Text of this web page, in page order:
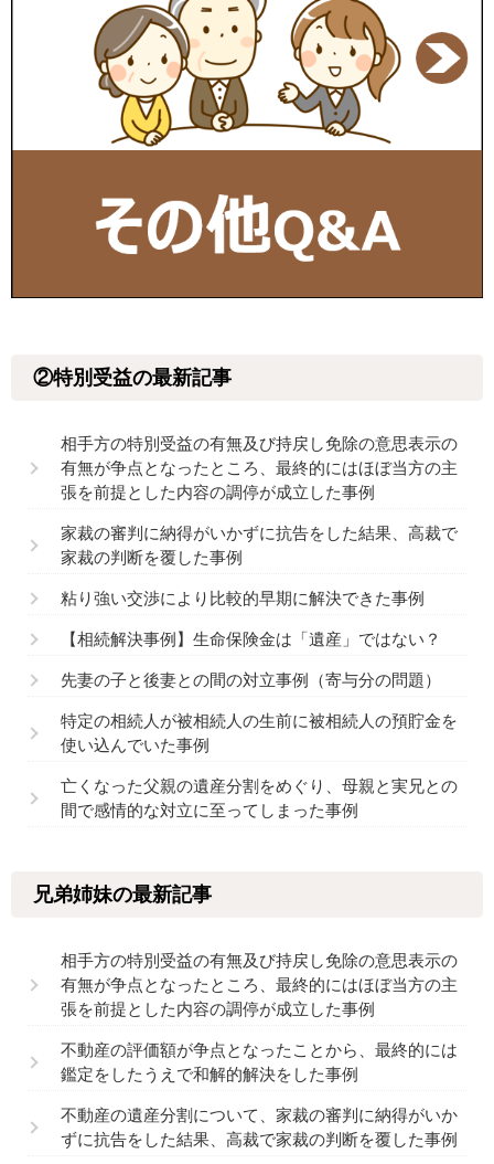
②特別受益の最新記事
相手方の特別受益の有無及び持戻し免除の意思表示の
有無が争点となったところ、最終的にはほぼ当方の主
張を前提とした内容の調停が成立した事例
家裁の審判に納得がいかずに抗告をした結果、高裁で
家裁の判断を覆した事例
粘り強い交渉により比較的早期に解決できた事例
【相続解決事例】生命保険金は「遺産」ではない？
先妻の子と後妻との間の対立事例（寄与分の問題）
特定の相続人が被相続人の生前に被相続人の預貯金を
使い込んでいた事例
亡くなった父親の遺産分割をめぐり、母親と実兄との
間で感情的な対立に至ってしまった事例
兄弟姉妹の最新記事
相手方の特別受益の有無及び持戻し免除の意思表示の
有無が争点となったところ、最終的にはほぼ当方の主
張を前提とした内容の調停が成立した事例
不動産の評価額が争点となったことから、最終的には
鑑定をしたうえで和解的解決をした事例
不動産の遺産分割について、家裁の審判に納得がいか
ずに抗告をした結果、高裁で家裁の判断を覆した事例